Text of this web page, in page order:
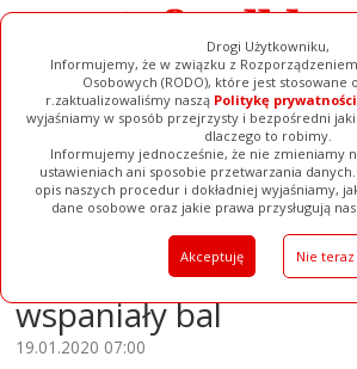
Drogi Użytkowniku,
Informujemy, że w związku z
Osobowych (RODO), które jest stosowane
r.zaktualizowaliśmy naszą Politykę prywatności
wyjaśniamy w sposób przejrzysty i bezpośredni
dlaczego to robimy.
Informujemy jednocześnie, że nie zmieniamy
ustawieniach ani sposobie przetwarzania
opis naszych procedur i dokładniej wyjaśniamy,
dane osobowe oraz jakie prawa przysługują
Akceptuję Nie teraz
Ogłoszenia Filmy Galerie
Maturzyści ZST w
się na studniówce. To
wspaniały bal
19.01.2020 07:00